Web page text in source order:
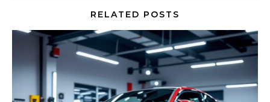
RELATED POSTS